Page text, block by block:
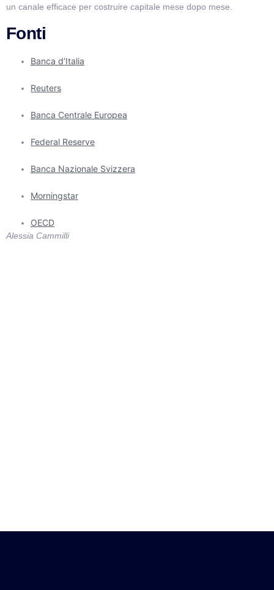
un canale efficace per costruire capitale mese dopo mese.
Fonti
Banca d’Italia
Reuters
Banca Centrale Europea
Federal Reserve
Banca Nazionale Svizzera
Morningstar
OECD
Alessia Cammilli